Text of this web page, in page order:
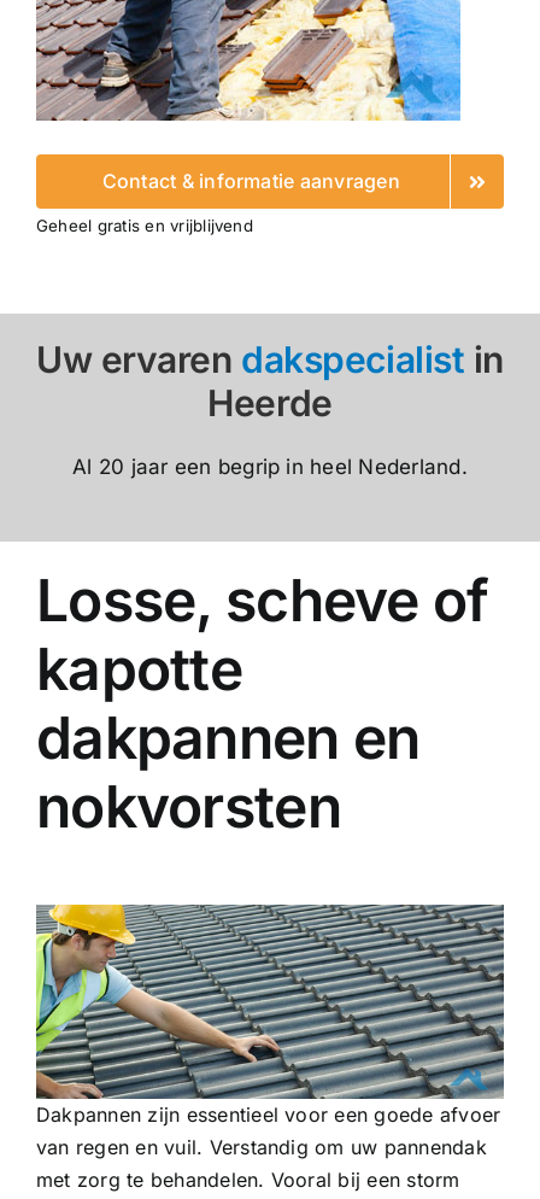
Contact & informatie aanvragen
Geheel gratis en vrijblijvend
Uw ervaren dakspecialist in
Heerde
Al 20 jaar een begrip in heel Nederland.
Losse, scheve of
kapotte
dakpannen en
nokvorsten
Dakpannen zijn essentieel voor een goede afvoer
van regen en vuil. Verstandig om uw pannendak
met zorg te behandelen. Vooral bij een storm